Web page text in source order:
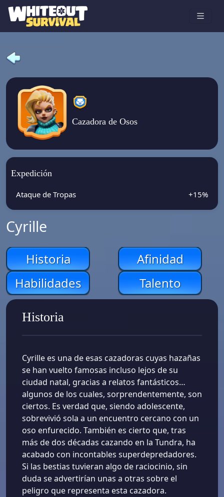
Cazadora de Osos
Expedición
Ataque de Tropas +15%
Cyrille
Historia
Afinidad
Habilidades
Talento
Historia
Cyrille es una de esas cazadoras cuyas hazañas
se han vuelto famosas incluso lejos de su
ciudad natal, gracias a relatos fantásticos…
algunos de los cuales, sorprendentemente, son
ciertos. Es verdad que, siendo adolescente,
sobrevivió sola a un encuentro cercano con un
oso enfurecido. También es cierto que, tras
más de dos décadas cazando en la Tundra, ha
acabado con incontables superdepredadores.
Si las bestias tuvieran algo de raciocinio, sin
duda se advertirían unas a otras sobre el
peligro que representa esta cazadora.